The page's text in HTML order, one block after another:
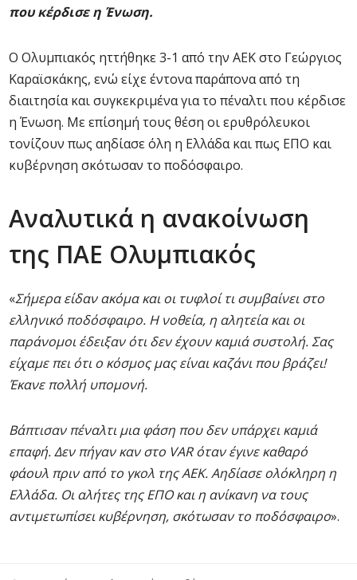
που κέρδισε η Ένωση.
Ο Ολυμπιακός ηττήθηκε 3-1 από την ΑΕΚ στο Γεώργιος
Καραϊσκάκης, ενώ είχε έντονα παράπονα από τη
διαιτησία και συγκεκριμένα για το πέναλτι που κέρδισε
η Ένωση. Με επίσημή τους θέση οι ερυθρόλευκοι
τονίζουν πως αηδίασε όλη η Ελλάδα και πως ΕΠΟ και
κυβέρνηση σκότωσαν το ποδόσφαιρο.
Αναλυτικά η ανακοίνωση
της ΠΑΕ Ολυμπιακός
«Σήμερα είδαν ακόμα και οι τυφλοί τι συμβαίνει στο
ελληνικό ποδόσφαιρο. Η νοθεία, η αλητεία και οι
παράνομοι έδειξαν ότι δεν έχουν καμιά συστολή. Σας
είχαμε πει ότι ο κόσμος μας είναι καζάνι που βράζει!
Έκανε πολλή υπομονή.
Βάπτισαν πέναλτι μια φάση που δεν υπάρχει καμιά
επαφή. Δεν πήγαν καν στο VAR όταν έγινε καθαρό
φάουλ πριν από το γκολ της ΑΕΚ. Αηδίασε ολόκληρη η
Ελλάδα. Οι αλήτες της ΕΠΟ και η ανίκανη να τους
αντιμετωπίσει κυβέρνηση, σκότωσαν το ποδόσφαιρο».